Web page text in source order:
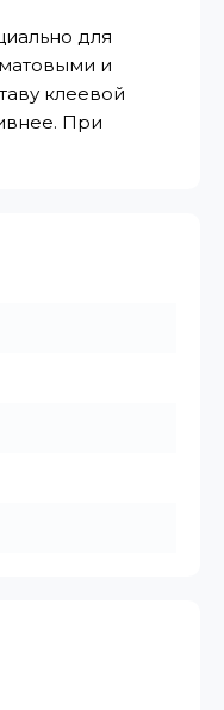
для
и
клеевой
При